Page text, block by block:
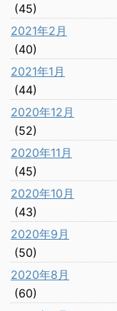
(45)
2021年2月
(40)
2021年1月
(44)
2020年12月
(52)
2020年11月
(45)
2020年10月
(43)
2020年9月
(50)
2020年8月
(60)